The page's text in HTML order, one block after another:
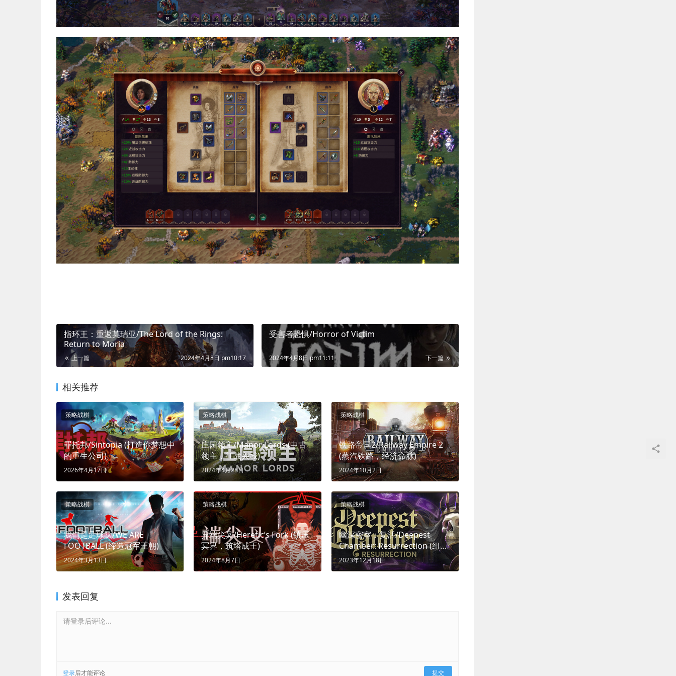
指环王：重返莫瑞亚/The Lord of the Rings:
Return to Moria
上一篇 2024年4月8日 pm10:17
受害者恐惧/Horror of Victim
下一篇
2024年4月8日 pm11:11
相关推荐
罪托邦/Sintopia (打造你梦想中
的重生公司)
2026年4月17日
策略战棋
庄园领主/Manor Lords (中古
领主，征战兴城)
2024年4月28日
策略战棋
铁路帝国2/Railway Empire 2
(蒸汽铁路，经济命脉)
2024年10月2日
策略战棋
我们是足球队/WE ARE
FOOTBALL (缔造冠军王朝)
2024年3月13日
策略战棋
异端尖叉/Heretic’s Fork (镇压
冥界，筑塔成王)
2024年8月7日
策略战棋
幽深密室：复活/Deepest
Chamber: Resurrection (组队
闯关，牌定生死)
2023年12月18日
策略战棋
发表回复
请登录后评论...
登录后才能评论 提交